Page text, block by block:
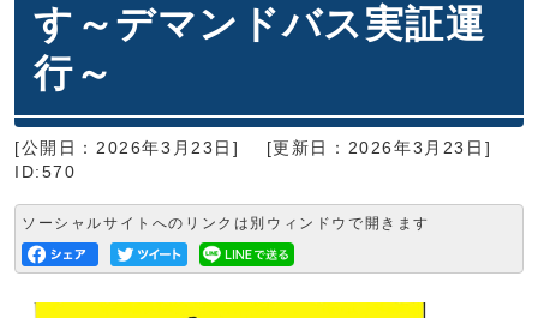
す～デマンドバス実証運
行～
[公開日：2026年3月23日]
[更新日：2026年3月23日]
ID:570
ソーシャルサイトへのリンクは別ウィンドウで開きます